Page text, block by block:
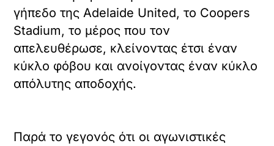
γήπεδο της Adelaide United, το Coopers
Stadium, το μέρος που τον
απελευθέρωσε, κλείνοντας έτσι έναν
κύκλο φόβου και ανοίγοντας έναν κύκλο
απόλυτης αποδοχής.
Παρά το γεγονός ότι οι αγωνιστικές